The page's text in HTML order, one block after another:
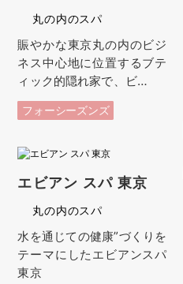
丸の内のスパ
賑やかな東京丸の内のビジ
ネス中心地に位置するブテ
ィック的隠れ家で、ビ…
フォーシーズンズ
エビアン スパ 東京
丸の内のスパ
水を通じての健康”づくりを
テーマにしたエビアンスパ
東京